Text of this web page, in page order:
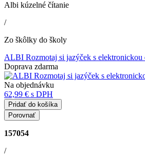
Albi kúzelné čítanie
/
Zo škôlky do školy
ALBI Rozmotaj si jazýček s
Doprava zdarma
Na objednávku
62,99 € s DPH
Pridať do košíka
Porovnať
157054
/